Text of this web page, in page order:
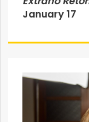
January 17